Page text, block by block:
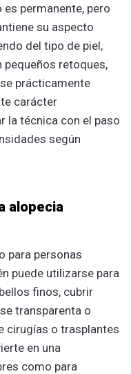
permanente, pero
su aspecto
del tipo de piel,
pequeños retoques,
prácticamente
carácter
la técnica con el paso
según
alopecia
para personas
puede utilizarse para
finos, cubrir
transparenta o
cirugías o trasplantes
en una
como para